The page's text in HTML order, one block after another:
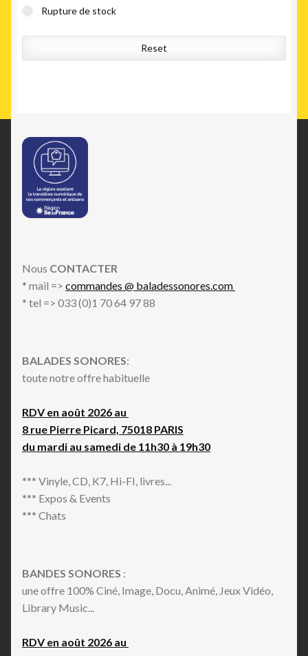
Rupture de stock
Reset
Nous CONTACTER
* mail => commandes @ baladessonores.com
* tel => 033 (0)1 70 64 97 88
BALADES SONORES:
toute notre offre habituelle
RDV en août 2026 au
8 rue Pierre Picard, 75018 PARIS
du mardi au samedi de 11h30 à 19h30
*** Vinyle, CD, K7, Hi-FI, livres...
*** Expos & Events
*** Chats
BANDES SONORES :
une offre 100% Ciné, Image, Docu, Animé, Jeux Vidéo,
Library Music...
RDV en août 2026 au